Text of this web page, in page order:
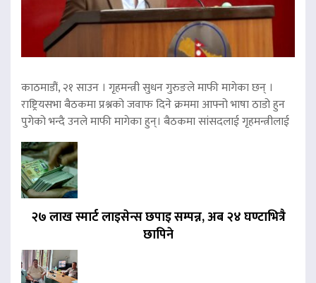
काठमाडौं, २१ साउन । गृहमन्त्री सुधन गुरुङले माफी मागेका छन् ।
राष्ट्रियसभा बैठकमा प्रश्नको जवाफ दिने क्रममा आफ्नो भाषा ठाडो हुन
पुगेको भन्दै उनले माफी मागेका हुन्। बैठकमा सांसदलाई गृहमन्त्रीलाई
२७ लाख स्मार्ट लाइसेन्स छपाइ सम्पन्न, अब २४ घण्टाभित्रै
छापिने